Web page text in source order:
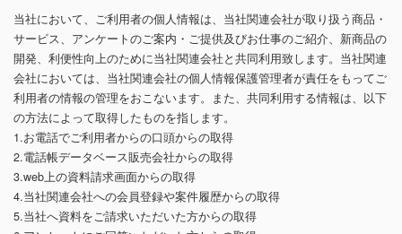
当社において、ご利用者の個人情報は、当社関連会社が取り扱う商品・
サービス、アンケートのご案内・ご提供及びお仕事のご紹介、新商品の
開発、利便性向上のために当社関連会社と共同利用致します。当社関連
会社においては、当社関連会社の個人情報保護管理者が責任をもってご
利用者の情報の管理をおこないます。また、共同利用する情報は、以下
の方法によって取得したものを指します。
1.お電話でご利用者からの口頭からの取得
2.電話帳データベース販売会社からの取得
3.web上の資料請求画面からの取得
4.当社関連会社への会員登録や案件履歴からの取得
5.当社へ資料をご請求いただいた方からの取得